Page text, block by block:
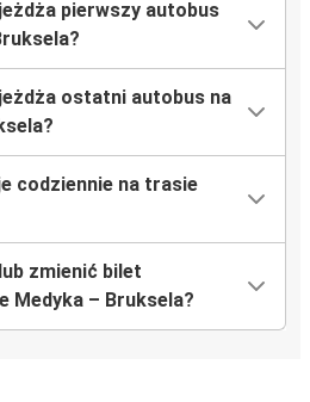
pierwszy autobus
ostatni autobus na
codziennie na trasie
zmienić bilet
Medyka – Bruksela?